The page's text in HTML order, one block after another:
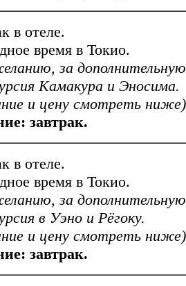
в отеле.
время в Токио.
за
Камакура и Эносима.
и цену смотреть ниже)
завтрак.
в отеле.
время в Токио.
за
в Уэно и Рёгоку.
и цену смотреть ниже)
завтрак.